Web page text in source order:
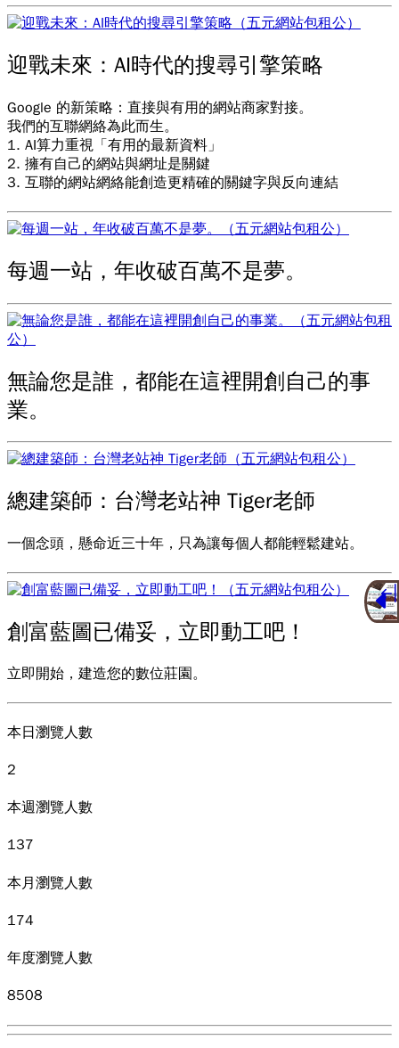
迎戰未來：AI時代的搜尋引擎策略
Google 的新策略：直接與有用的網站商家對接。
我們的互聯網絡為此而生。
1. AI算力重視「有用的最新資料」
2. 擁有自己的網站與網址是關鍵
3. 互聯的網站網絡能創造更精確的關鍵字與反向連結
每週一站，年收破百萬不是夢。
無論您是誰，都能在這裡開創自己的事
業。
總建築師：台灣老站神 Tiger老師
一個念頭，懸命近三十年，只為讓每個人都能輕鬆建站。
創富藍圖已備妥，立即動工吧！
立即開始，建造您的數位莊園。
本日瀏覽人數
2
本週瀏覽人數
137
本月瀏覽人數
174
年度瀏覽人數
8508